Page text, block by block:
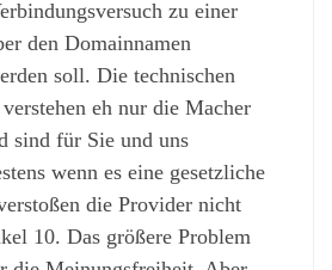
zu einer
den Domainnamen
soll. Die technischen
eh nur die Macher
sind für Sie und uns
wenn es eine gesetzliche
die Provider nicht
10. Das größere Problem